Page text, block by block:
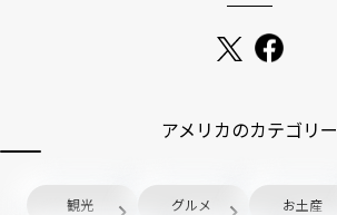
アメリカのカテゴリー
観光 グルメ お土産